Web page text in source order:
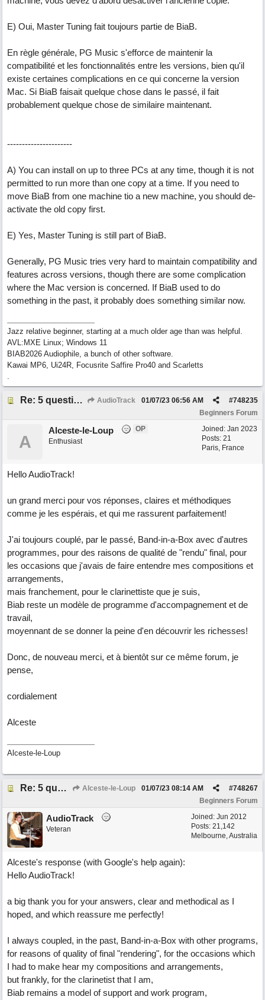
E) Oui, Master Tuning fait toujours partie de BiaB.
En règle générale, PG Music s'efforce de maintenir la
compatibilité et les fonctionnalités entre les versions, bien qu'il
existe certaines complications en ce qui concerne la version
Mac. Si BiaB faisait quelque chose dans le passé, il fait
probablement quelque chose de similaire maintenant.
----------------------
A) You can install on up to three PCs at any time, though it is not
permitted to run more than one copy at a time. If you need to
move BiaB from one machine tio a new machine, you should de-
activate the old copy first.
E) Yes, Master Tuning is still part of BiaB.
Generally, PG Music tries very hard to maintain compatibility and
features across versions, though there are some complication
where the Mac version is concerned. If BiaB used to do
something in the past, it probably does something similar now.
Jazz relative beginner, starting at a much older age than was helpful.
AVL:MXE Linux; Windows 11
BIAB2026 Audiophile, a bunch of other software.
Kawai MP6, Ui24R, Focusrite Saffire Pro40 and Scarletts
.
Re: 5 questions sur l'actuel Band-in-a-Box, pour un ancien utilisateur désireux de s' "actualiser"! AudioTrack #748235
01/07/23 06:56 AM
Beginners Forum
Joined: Jan 2023
Posts: 21
Paris, France
A
Alceste-le-Loup
OP
Enthusiast
Hello AudioTrack!
un grand merci pour vos réponses, claires et méthodiques
comme je les espérais, et qui me rassurent parfaitement!
J'ai toujours couplé, par le passé, Band-in-a-Box avec d'autres
programmes, pour des raisons de qualité de "rendu" final, pour
les occasions que j'avais de faire entendre mes compositions et
arrangements,
mais franchement, pour le clarinettiste que je suis,
Biab reste un modèle de programme d'accompagnement et de
travail,
moyennant de se donner la peine d'en découvrir les richesses!
Donc, de nouveau merci, et à bientôt sur ce même forum, je
pense,
cordialement
Alceste
Alceste-le-Loup
Re: 5 questions sur l'actuel Band-in-a-Box, pour un ancien utilisateur désireux de s' "actualiser"! Alceste-le-Loup #748267
01/07/23 08:14 AM
Beginners Forum
Joined: Jun 2012
Posts: 21,142
Melbourne, Australia
AudioTrack
Veteran
Alceste's response (with Google's help again):
Hello AudioTrack!
a big thank you for your answers, clear and methodical as I
hoped, and which reassure me perfectly!
I always coupled, in the past, Band-in-a-Box with other programs,
for reasons of quality of final "rendering", for the occasions which
I had to make hear my compositions and arrangements,
but frankly, for the clarinetist that I am,
Biab remains a model of support and work program,